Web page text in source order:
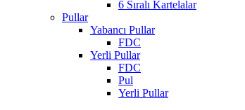
6 Sıralı Kartelalar
Pullar
Yabancı Pullar
FDC
Yerli Pullar
FDC
Pul
Yerli Pullar